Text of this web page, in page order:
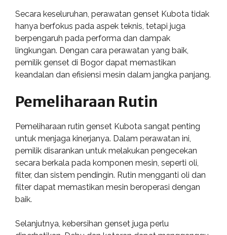
Secara keseluruhan, perawatan genset Kubota tidak
hanya berfokus pada aspek teknis, tetapi juga
berpengaruh pada performa dan dampak
lingkungan. Dengan cara perawatan yang baik,
pemilik genset di Bogor dapat memastikan
keandalan dan efisiensi mesin dalam jangka panjang.
Pemeliharaan Rutin
Pemeliharaan rutin genset Kubota sangat penting
untuk menjaga kinerjanya. Dalam perawatan ini,
pemilik disarankan untuk melakukan pengecekan
secara berkala pada komponen mesin, seperti oli,
filter, dan sistem pendingin. Rutin mengganti oli dan
filter dapat memastikan mesin beroperasi dengan
baik.
Selanjutnya, kebersihan genset juga perlu